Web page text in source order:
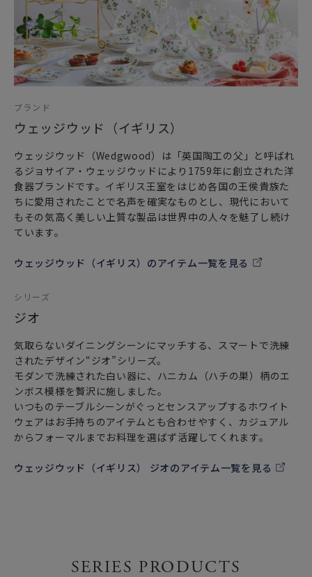
ブランド
ウェッジウッド（イギリス）
ウェッジウッド（Wedgwood）は「英国陶工の父」と呼ばれ
るジョサイア・ウェッジウッドにより1759年に創立された洋
食器ブランドです。イギリス王室をはじめ各国の王侯貴族た
ちに愛用されたことで名声を確実なものとし、現代において
もその気高く美しい上質な製品は世界中の人々を魅了し続け
ています。
ウェッジウッド（イギリス）のアイテム一覧を見る
シリーズ
ジオ
気取らないダイニングシーンにマッチする、スマートで洗練
されたデザイン“ジオ”シリーズ。
モダンで洗練された白い器に、ハニカム（ハチの巣）柄のエ
ンボス模様を贅沢に施しました。
いつものテーブルシーンがぐっとセンスアップするホワイト
ウェアはお手持ちのアイテムとも合わせやすく、カジュアル
からフォーマルまでお料理を選ばず活躍してくれます。
ウェッジウッド（イギリス） ジオのアイテム一覧を見る
SERIES PRODUCTS